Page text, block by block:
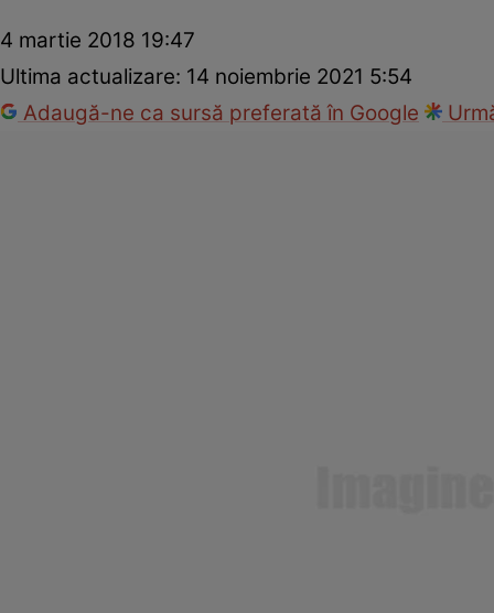
4 martie 2018 19:47
Ultima actualizare: 14 noiembrie 2021 5:54
Adaugă-ne ca sursă preferată în Google